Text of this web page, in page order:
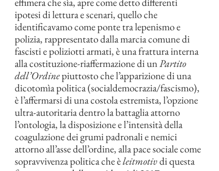
ipotesi di lettura e scenari, quello che
identificavamo come ponte tra lepenismo e
polizia, rappresentato dalla marcia comune di
fascisti e poliziotti armati, è una frattura interna
alla costituzione-riaffermazione di unPartito
dell’Ordinepiuttosto che l’apparizione di una
dicotomìa politica (socialdemocrazia/fascismo),
è l’affermarsi di una costola estremista, l’opzione
ultra-autoritaria dentro la battaglia attorno
l’ontologia, la disposizione e l’intensità della
coagulazione dei grumi padronali e nemici
attorno all’asse dell’ordine, alla pace sociale come
sopravvivenza politica che èleitmotivdi questa